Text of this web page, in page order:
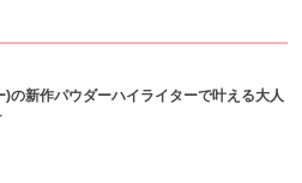
の新作パウダーハイライターで叶える大人